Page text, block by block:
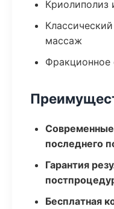
Криолиполиз
массаж
последнего
Гарантия
Бесплатная